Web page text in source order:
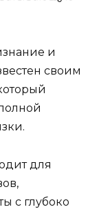
и
своим
для
с глубоко